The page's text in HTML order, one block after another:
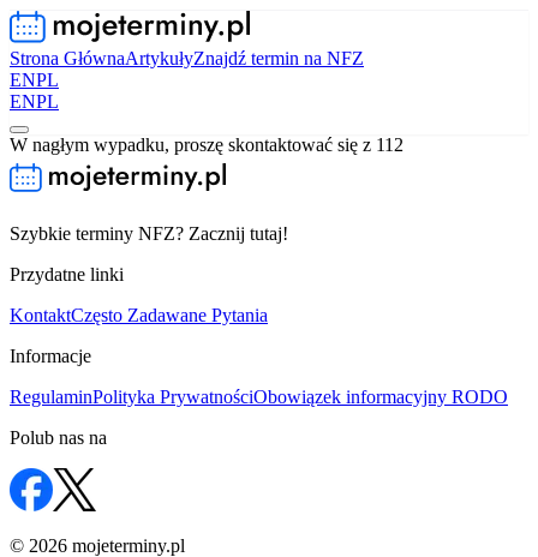
Strona GłównaArtykułyZnajdź termin na NFZ
ENPL
ENPL
W nagłym wypadku, proszę skontaktować się z 112
Szybkie terminy NFZ? Zacznij tutaj!
Przydatne linki
KontaktCzęsto Zadawane Pytania
Informacje
RegulaminPolityka PrywatnościObowiązek informacyjny RODO
Polub nas na
© 2026 mojeterminy.pl